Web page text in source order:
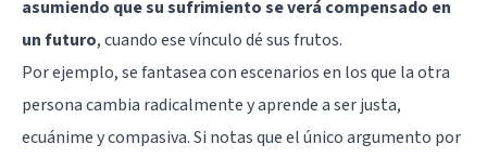
asumiendo que su sufrimiento se verá compensado en
un futuro, cuando ese vínculo dé sus frutos.
Por ejemplo, se fantasea con escenarios en los que la otra
persona cambia radicalmente y aprende a ser justa,
ecuánime y compasiva. Si notas que el único argumento por